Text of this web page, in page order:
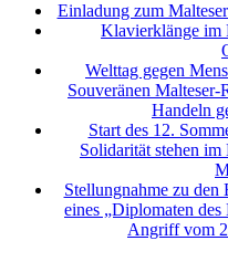
Einladung zum
Klavierklänge im
Welttag gegen
Souveränen Malteser-
Handeln
Start des 12.
Solidarität stehen im
Stellungnahme zu den
eines „Diplomaten des
Angriff vom